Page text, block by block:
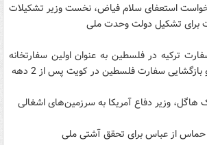
استعفای سلام فیاض، نخست وزیر تشکیلات
برای تشکیل دولت وحدت ملی
ترکیه در فلسطین به عنوان اولین سفارتخانه
سفارت فلسطین در کویت پس از 2 دهه
وزیر دفاع آمریکا به سرزمین‌های اشغالی